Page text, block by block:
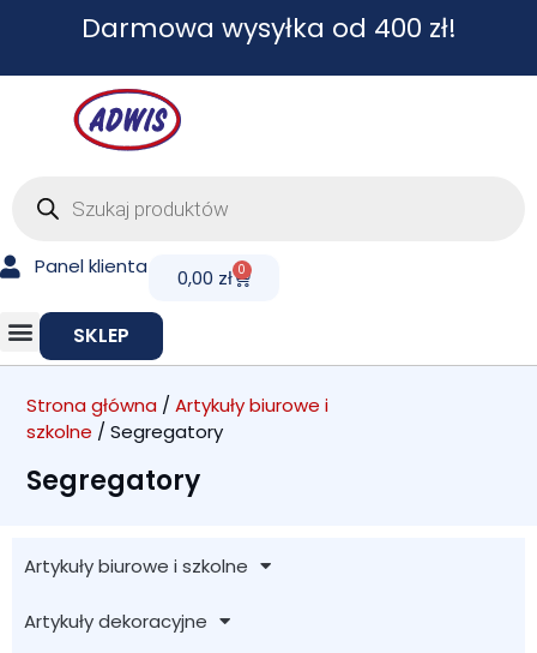
Darmowa wysyłka od 400 zł!
Panel klienta 0,00 zł 0
Cart
SKLEP
Strona główna /Artykuły biurowe i
szkolne / Segregatory
Segregatory
Artykuły biurowe i szkolne
Artykuły dekoracyjne